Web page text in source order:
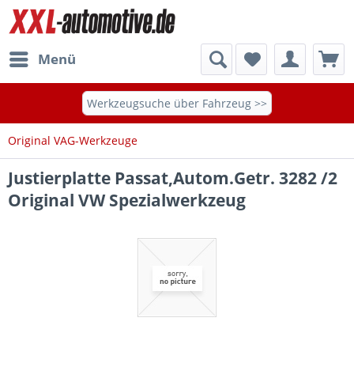
Menü
Werkzeugsuche über Fahrzeug >>
Original VAG-Werkzeuge
Justierplatte Passat,Autom.Getr. 3282 /2
Original VW Spezialwerkzeug